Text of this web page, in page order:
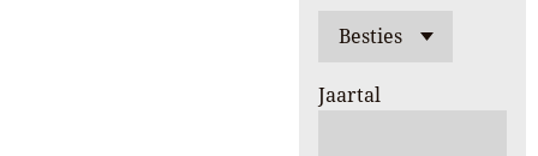
Jaartal